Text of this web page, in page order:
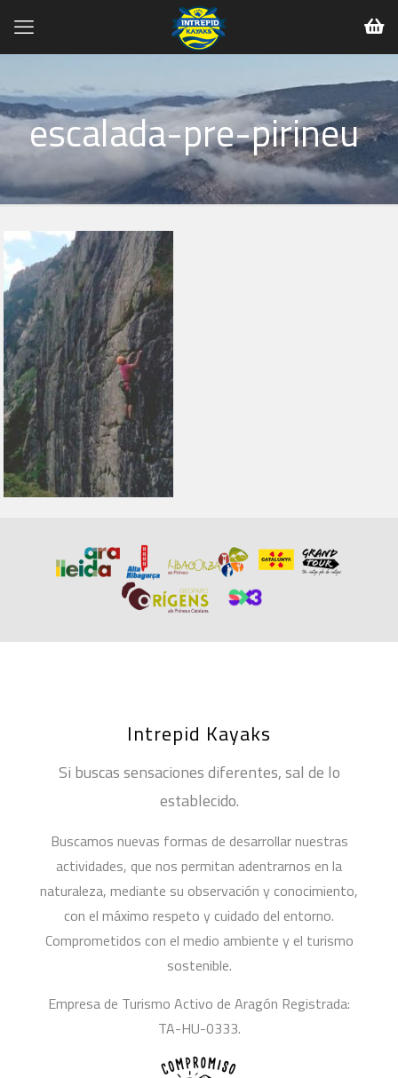
escalada-pre-pirineu
Intrepid Kayaks
Si buscas sensaciones diferentes, sal de lo
establecido.
Buscamos nuevas formas de desarrollar nuestras
actividades, que nos permitan adentrarnos en la
naturaleza, mediante su observación y conocimiento,
con el máximo respeto y cuidado del entorno.
Comprometidos con el medio ambiente y el turismo
sostenible.
Empresa de Turismo Activo de Aragón Registrada:
TA-HU-0333.